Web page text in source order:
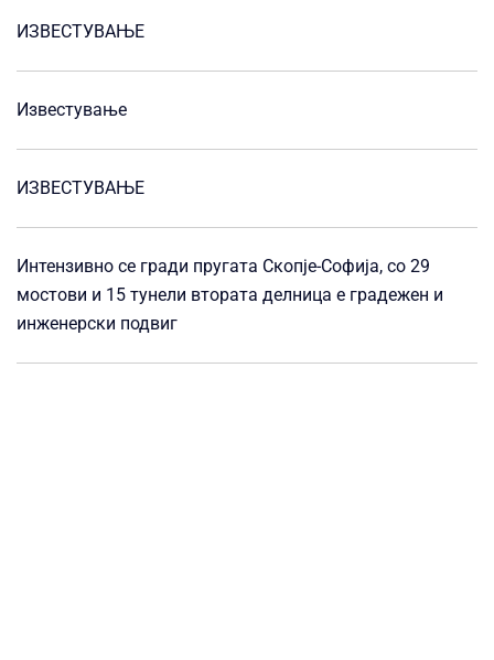
ИЗВЕСТУВАЊЕ
Известување
ИЗВЕСТУВАЊЕ
Интензивно се гради пругата Скопје-Софија, со 29
мостови и 15 тунели втората делница е градежен и
инженерски подвиг